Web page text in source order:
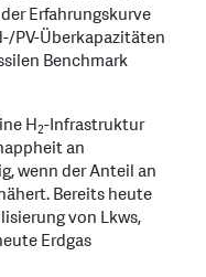
Erfahrungskurve
PV-Überkapazitäten
Benchmark
H2-Infrastruktur
an
wenn der Anteil an
Bereits heute
von Lkws,
Erdgas